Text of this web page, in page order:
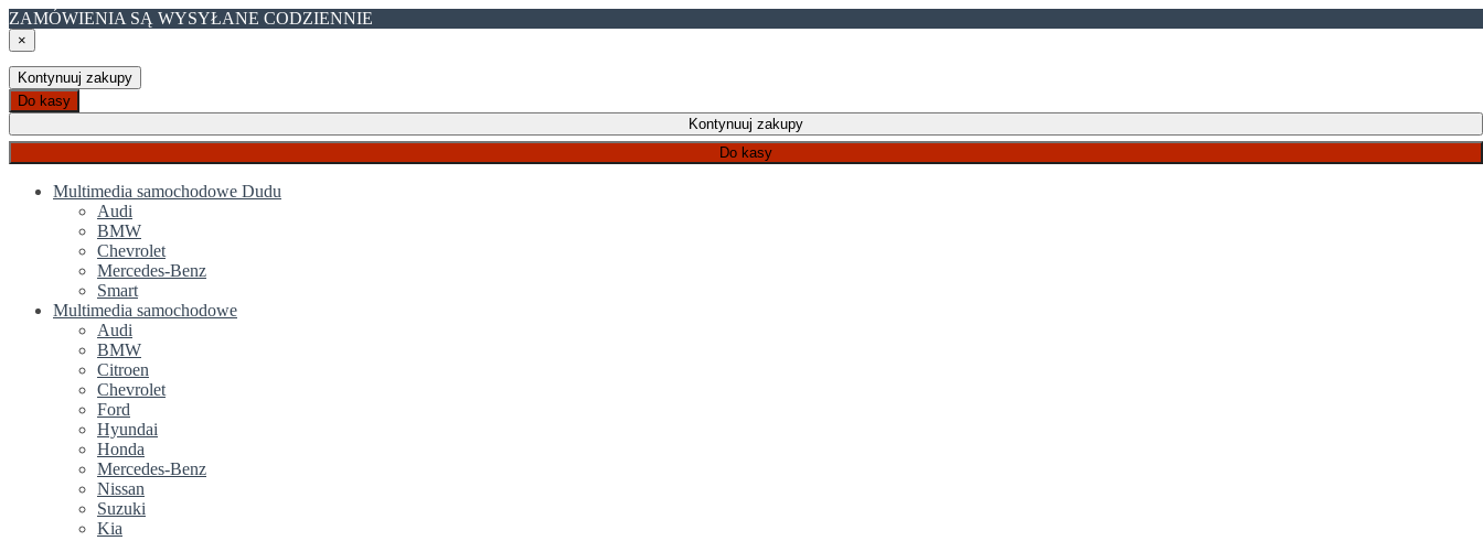
ZAMÓWIENIA SĄ WYSYŁANE CODZIENNIE
×
Kontynuuj zakupy
Do kasy
Kontynuuj zakupy
Do kasy
Multimedia samochodowe Dudu
Audi
BMW
Chevrolet
Mercedes-Benz
Smart
Multimedia samochodowe
Audi
BMW
Citroen
Chevrolet
Ford
Hyundai
Honda
Mercedes-Benz
Nissan
Suzuki
Kia